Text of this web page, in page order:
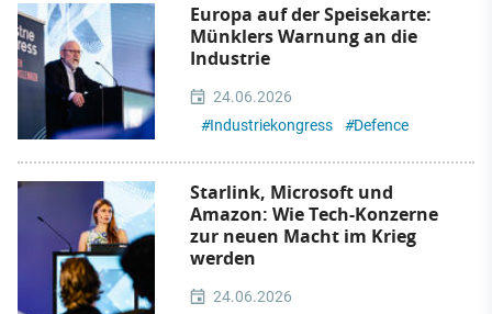
Europa auf der Speisekarte:
Münklers Warnung an die
Industrie
24.06.2026
#Industriekongress #Defence
Starlink, Microsoft und
Amazon: Wie Tech-Konzerne
zur neuen Macht im Krieg
werden
24.06.2026